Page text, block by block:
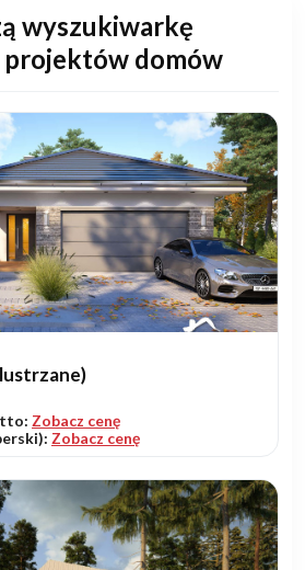
wyszukiwarkę
domów
Zobacz cenę
Zobacz cenę